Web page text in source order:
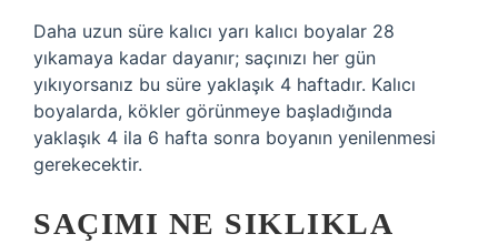
Daha uzun süre kalıcı yarı kalıcı boyalar 28
yıkamaya kadar dayanır; saçınızı her gün
yıkıyorsanız bu süre yaklaşık 4 haftadır. Kalıcı
boyalarda, kökler görünmeye başladığında
yaklaşık 4 ila 6 hafta sonra boyanın yenilenmesi
gerekecektir.
SAÇIMI NE SIKLIKLA